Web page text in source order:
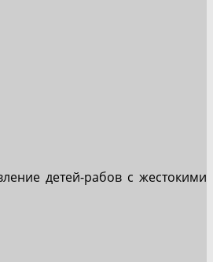
детей-рабов с жестокими